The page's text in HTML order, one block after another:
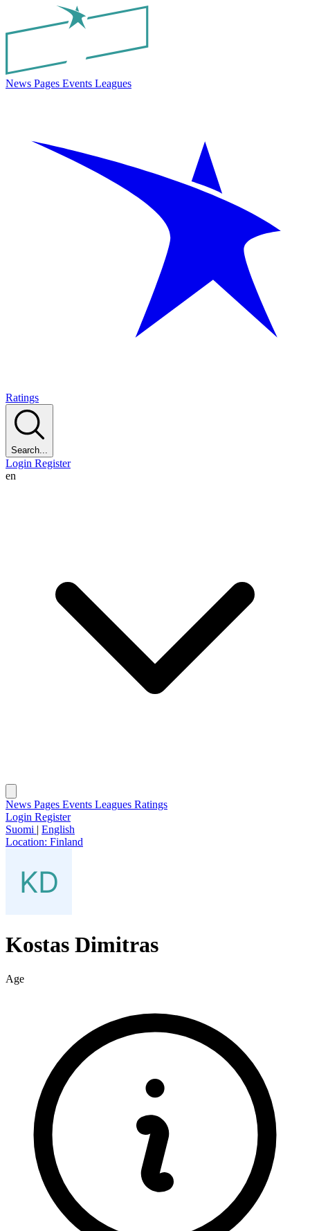
News Pages Events Leagues
Ratings
Search...
Login Register
en
News Pages Events Leagues Ratings
Login Register
Suomi | English
Location: Finland
Kostas Dimitras
Age